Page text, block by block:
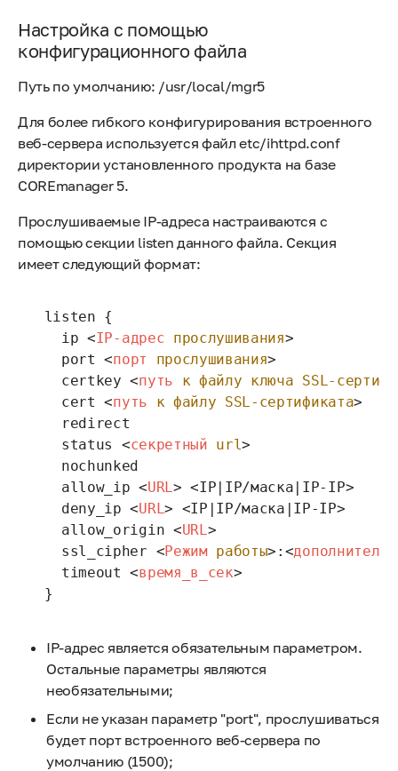
Настройка с помощью
конфигурационного файла
Путь по умолчанию: /usr/local/mgr5
Для более гибкого конфигурирования встроенного
веб-сервера используется файл etc/ihttpd.conf
директории установленного продукта на базе
COREmanager 5.
Прослушиваемые IP-адреса настраиваются с
помощью секции listen данного файла. Секция
имеет следующий формат:
listen {
   ip
<IP-адрес прослушивания>
   port
<порт прослушивания>
   certkey
<путь к файлу ключа SSL-
   cert
<путь к файлу SSL-сертификата>
   redirect
   status
<секретный url>
   nochunked
   allow_ip
<URL> <IP|IP/маска|IP-IP>
   deny_ip
<URL> <IP|IP/маска|IP-IP>
   allow_origin
<URL>
   ssl_cipher
<Режим работы> : <
   timeout
<время_в_сек>
}
IP-адрес является обязательным параметром.
Остальные параметры являются
необязательными;
Если не указан параметр "port", прослушиваться
будет порт встроенного веб-сервера по
умолчанию (1500);